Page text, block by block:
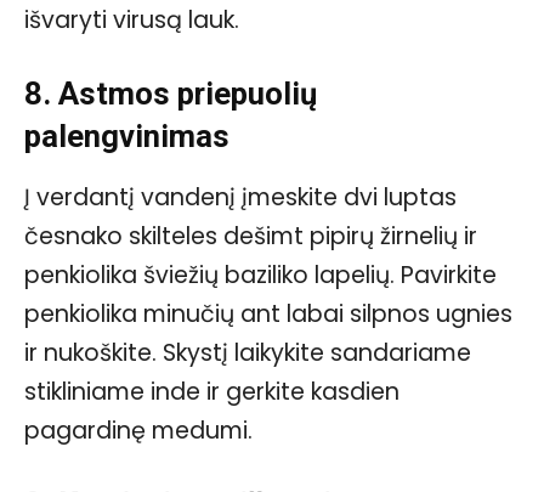
išvaryti virusą lauk.
8. Astmos priepuolių
palengvinimas
Į verdantį vandenį įmeskite dvi luptas
česnako skilteles dešimt pipirų žirnelių ir
penkiolika šviežių baziliko lapelių. Pavirkite
penkiolika minučių ant labai silpnos ugnies
ir nukoškite. Skystį laikykite sandariame
stikliniame inde ir gerkite kasdien
pagardinę medumi.